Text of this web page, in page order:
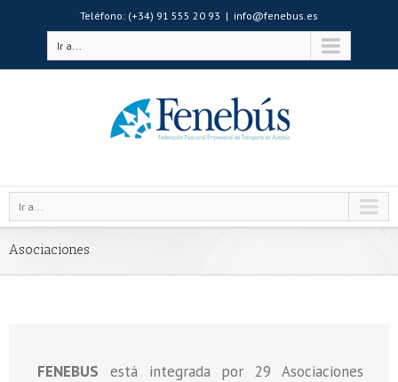
Teléfono: (+34) 91 555 20 93 | info@fenebus.es
Ir a...
Ir a...
Asociaciones
FENEBUS está integrada por 29 Asociaciones